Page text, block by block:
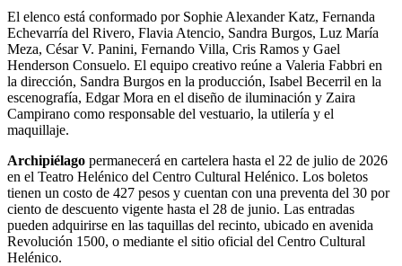
El elenco está conformado por Sophie Alexander Katz, Fernanda
Echevarría del Rivero, Flavia Atencio, Sandra Burgos, Luz María
Meza, César V. Panini, Fernando Villa, Cris Ramos y Gael
Henderson Consuelo. El equipo creativo reúne a Valeria Fabbri en
la dirección, Sandra Burgos en la producción, Isabel Becerril en la
escenografía, Edgar Mora en el diseño de iluminación y Zaira
Campirano como responsable del vestuario, la utilería y el
maquillaje.
Archipiélago permanecerá en cartelera hasta el 22 de julio de 2026
en el Teatro Helénico del Centro Cultural Helénico. Los boletos
tienen un costo de 427 pesos y cuentan con una preventa del 30 por
ciento de descuento vigente hasta el 28 de junio. Las entradas
pueden adquirirse en las taquillas del recinto, ubicado en avenida
Revolución 1500, o mediante el sitio oficial del Centro Cultural
Helénico.